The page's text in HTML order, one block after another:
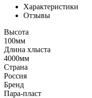
Характеристики
Отзывы
Высота
100мм
Длина хлыста
4000мм
Страна
Россия
Бренд
Пара-пласт